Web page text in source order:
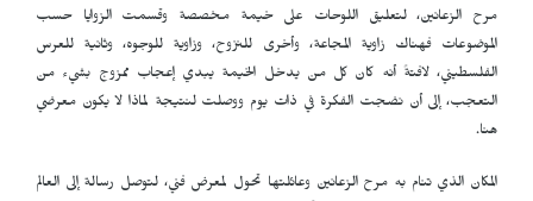
مرح الزعانين، لتعليق اللوحات على خيمة مخصصة وقسمت الزوايا حسب
الموضوعات فهناك زاوية المجاعة، وأخرى للنزوح، وزاوية للوجوه، وثانية للعرس
الفلسطيني، لافتةً أنه كان كل من يدخل الخيمة يبدي إعجاب ممزوج بشيء من
التعجب، إلى أن نضجت الفكرة في ذات يوم ووصلت لنتيجة لماذا لا يكون معرضي
هنا.
المكان الذي تنام به مرح الزعانين وعائلتها تحول لمعرض فني، لتوصل رسالة إلى العالم